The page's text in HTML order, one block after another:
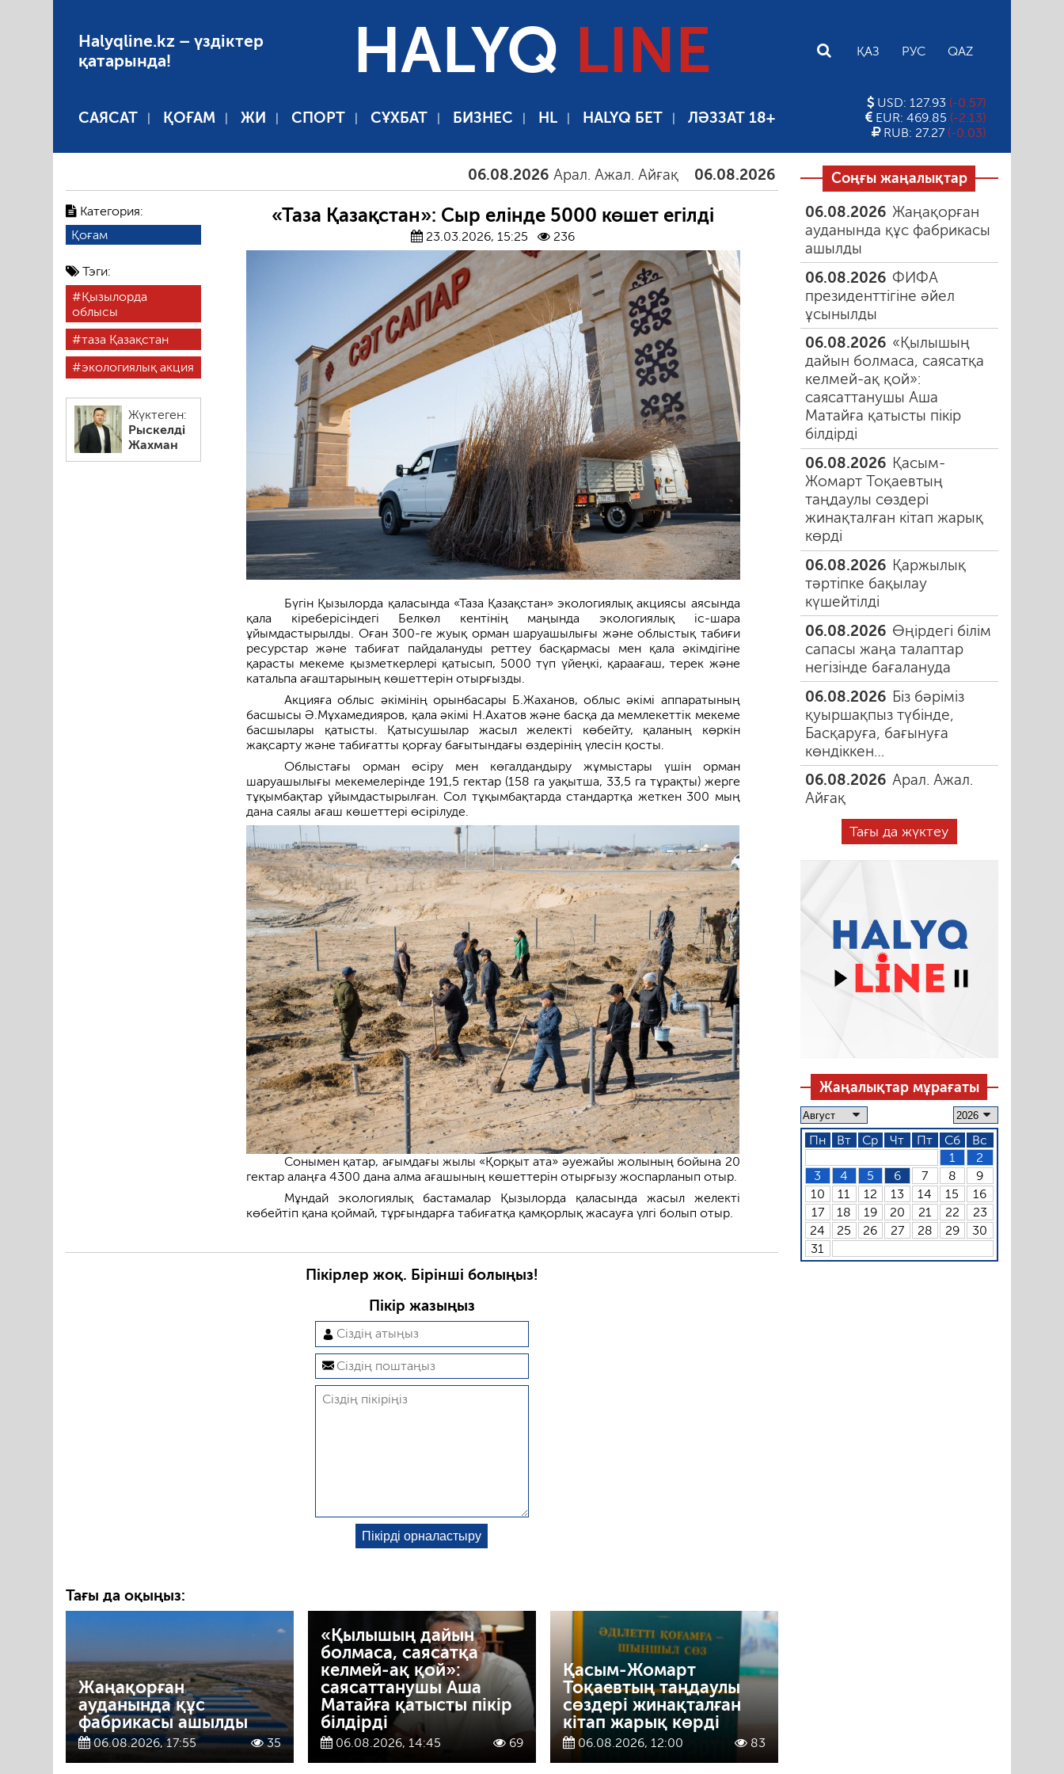
Halyqline.kz – үздіктер
қатарында!
HALYQ LINE ҚАЗ РУС QAZ
САЯСАТ ҚОҒАМ ЖИ СПОРТ СҰХБАТ БИЗНЕС HL HALYQ БЕТ ЛӘЗЗАТ 18+
USD: 127.93 (-0.57)
EUR: 469.85 (-2.13)
RUB: 27.27 (-0.03)
06.08.2026 Арал. Ажал. Айғақ 06.08.2026 Тамыздағы таңғы түтін 06.08.2026 Құмарлық
Категория:
Қоғам
Тэги:
Қызылорда
облысы
таза Қазақстан
экологиялық акция
Жүктеген:
Рыскелді
Жахман
«Таза Қазақстан»: Сыр елінде 5000 көшет егілді
23.03.2026, 15:25 236
Бүгін Қызылорда қаласында «Таза Қазақстан» экологиялық акциясы аясында
қала кіреберісіндегі Белкөл кентінің маңында экологиялық іс-шара
ұйымдастырылды. Оған 300-ге жуық орман шаруашылығы және облыстық табиғи
ресурстар және табиғат пайдалануды реттеу басқармасы мен қала әкімдігіне
қарасты мекеме қызметкерлері қатысып, 5000 түп үйеңкі, қараағаш, терек және
катальпа ағаштарының көшеттерін отырғызды.
Акцияға облыс әкімінің орынбасары Б.Жаханов, облыс әкімі аппаратының
басшысы Ә.Мұхамедияров, қала әкімі Н.Ахатов және басқа да мемлекеттік мекеме
басшылары қатысты. Қатысушылар жасыл желекті көбейту, қаланың көркін
жақсарту және табиғатты қорғау бағытындағы өздерінің үлесін қосты.
Облыстағы орман өсіру мен көгалдандыру жұмыстары үшін орман
шаруашылығы мекемелерінде 191,5 гектар (158 га уақытша, 33,5 га тұрақты) жерге
тұқымбақтар ұйымдастырылған. Сол тұқымбақтарда стандартқа жеткен 300 мың
дана саялы ағаш көшеттері өсірілуде.
Сонымен қатар, ағымдағы жылы «Қорқыт ата» әуежайы жолының бойына 20
гектар алаңға 4300 дана алма ағашының көшеттерін отырғызу жоспарланып отыр.
Мұндай экологиялық бастамалар Қызылорда қаласында жасыл желекті
көбейтіп қана қоймай, тұрғындарға табиғатқа қамқорлық жасауға үлгі болып отыр.
Пікірлер жоқ. Бірінші болыңыз!
Пікір жазыңыз
Тағы да оқыңыз:
Жаңақорған
ауданында құс
фабрикасы ашылды
06.08.2026, 17:55 35
«Қылышың дайын
болмаса, саясатқа
келмей-ақ қой»:
саясаттанушы Аша
Матайға қатысты пікір
білдірді
06.08.2026, 14:45 69
Қасым-Жомарт
Тоқаевтың таңдаулы
сөздері жинақталған
кітап жарық көрді
06.08.2026, 12:00 83
Соңғы жаңалықтар
06.08.2026 Жаңақорған
ауданында құс фабрикасы
ашылды
06.08.2026 ФИФА
президенттігіне әйел
ұсынылды
06.08.2026 «Қылышың
дайын болмаса, саясатқа
келмей-ақ қой»:
саясаттанушы Аша
Матайға қатысты пікір
білдірді
06.08.2026 Қасым-
Жомарт Тоқаевтың
таңдаулы сөздері
жинақталған кітап жарық
көрді
06.08.2026 Қаржылық
тәртіпке бақылау
күшейтілді
06.08.2026 Өңірдегі білім
сапасы жаңа талаптар
негізінде бағалануда
06.08.2026 Біз бәріміз
қуыршақпыз түбінде,
Басқаруға, бағынуға
көндіккен…
06.08.2026 Арал. Ажал.
Айғақ
Тағы да жүктеу
Жаңалықтар мұрағаты
Пн Вт Ср Чт Пт Сб
Вс
1
2
3
4 5 6 7 8
9
10
11 12 13 14 15
16
17
18 19 20 21 22
23
24
25 26 27 28 29
30
31